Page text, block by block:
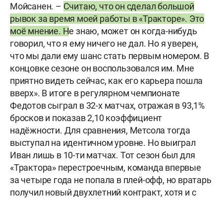
Мойсанен. – Считаю, что он сделал большой
рывок за время моей работы в «Тракторе». Это
моё мнение. Не знаю, может он когда-нибудь
говорил, что я ему ничего не дал. Но я уверен,
что мы дали ему шанс стать первым номером. В
концовке сезоне он воспользовался им. Мне
приятно видеть сейчас, как его карьера пошла
вверх». В итоге в регулярном чемпионате
Федотов сыграл в 32-х матчах, отражая в 93,1%
бросков и показав 2,10 коэффициент
надёжности. Для сравнения, Метсола тогда
выступал на идентичном уровне. Но выиграл
Иван лишь в 10-ти матчах. Тот сезон был для
«Трактора» перестроечным, команда впервые
за четыре года не попала в плей-офф, но вратарь
получил новый двухлетний контракт, хотя и с